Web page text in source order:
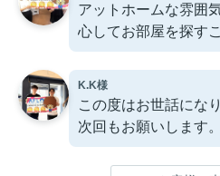
アットホームな雰囲
心してお部屋を探す
K.K様
この度はお世話にな
次回もお願いします。